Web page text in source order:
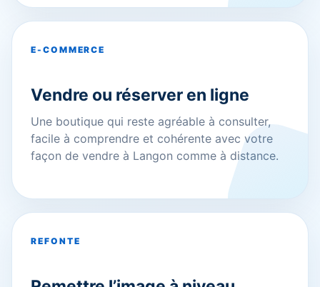
E-COMMERCE
Vendre ou réserver en ligne
Une boutique qui reste agréable à consulter,
facile à comprendre et cohérente avec votre
façon de vendre à Langon comme à distance.
REFONTE